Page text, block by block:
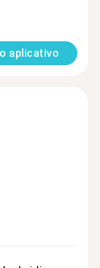
aplicativo